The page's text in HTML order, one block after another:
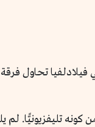
تحاول
تليفزيونيًّا.